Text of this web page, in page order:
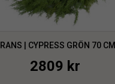
| CYPRESS GRÖN 70 CM
2809 kr